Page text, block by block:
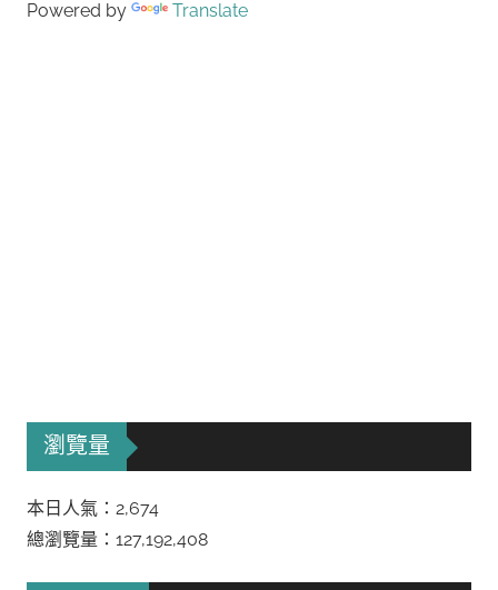
Powered by Translate
瀏覽量
本日人氣：2,674
總瀏覽量：127,192,408